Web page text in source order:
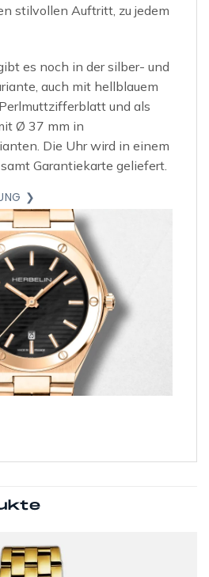
stilvollen Auftritt, zu jedem
es noch in der silber- und
auch mit hellblauem
und als
Ø 37 mm in
Die Uhr wird in einem
Garantiekarte geliefert.
❯